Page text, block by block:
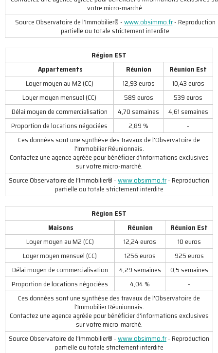
votre micro-marché.
Source Observatoire de l’Immobilier® -www.obsimmo.fr- Reproduction
partielle ou totale strictement interdite
Région EST
Appartements
Réunion
Réunion Est
Loyer moyen au M2 (CC)
12,93 euros
10,43 euros
Loyer moyen mensuel (CC)
589 euros
539 euros
Délai moyen de commercialisation
4,70 semaines
4,61 semaines
Proportion de locations négociées
2,89 %
-
Ces données sont une synthèse des travaux de l'Observatoire de
l'Immobilier Réunionnais.
Contactez une agence agréée pour bénéficier d'informations exclusives
sur votre micro-marché.
Source Observatoire de l’Immobilier® -www.obsimmo.fr- Reproduction
partielle ou totale strictement interdite
Région EST
Maisons
Réunion
Réunion Est
Loyer moyen au M2 (CC)
12,24 euros
10 euros
Loyer moyen mensuel (CC)
1256 euros
925 euros
Délai moyen de commercialisation
4,29 semaines
0,5 semaines
Proportion de locations négociées
4,04 %
-
Ces données sont une synthèse des travaux de l'Observatoire de
l'Immobilier Réunionnais.
Contactez une agence agréée pour bénéficier d'informations exclusives
sur votre micro-marché.
Source Observatoire de l’Immobilier® -www.obsimmo.fr- Reproduction
partielle ou totale strictement interdite